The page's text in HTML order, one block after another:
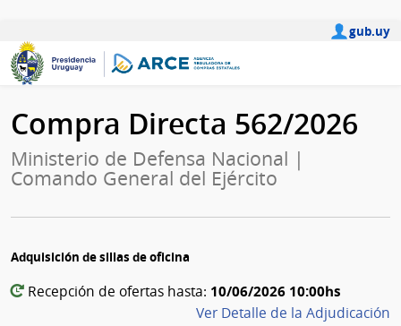
gub.uy
Compra Directa 562/2026
Ministerio de Defensa Nacional |
Comando General del Ejército
Adquisición de sillas de oficina
Recepción de ofertas hasta: 10/06/2026 10:00hs
Ver Detalle de la Adjudicación